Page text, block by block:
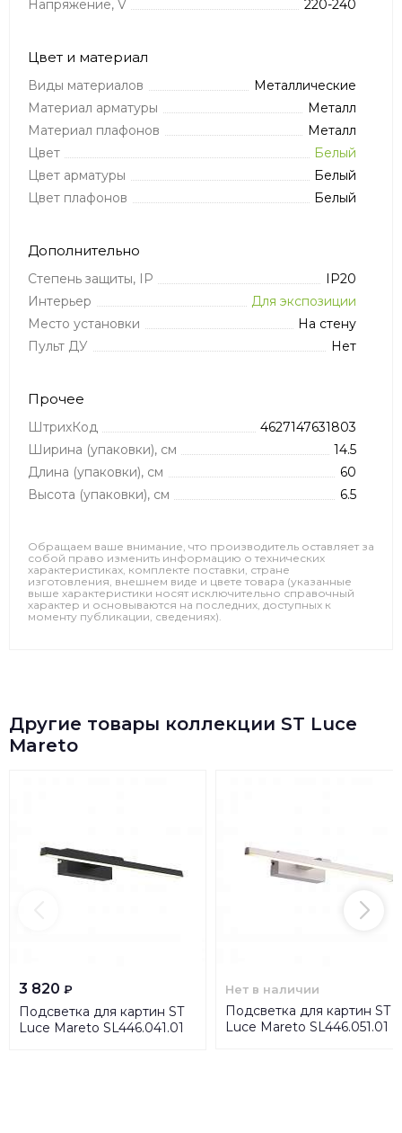
Напряжение, V 220-240
Цвет и материал
Виды материалов
Металлические
Материал арматуры
Металл
Материал плафонов
Металл
Цвет
Белый
Цвет арматуры
Белый
Цвет плафонов
Белый
Дополнительно
Степень защиты, IP
IP20
Интерьер
Для экспозиции
Место установки
На стену
Пульт ДУ
Нет
Прочее
ШтрихКод
4627147631803
Ширина (упаковки), см
14.5
Длина (упаковки), см
60
Высота (упаковки), см
6.5
Обращаем ваше внимание, что производитель оставляет за
собой право изменить информацию о технических
характеристиках, комплекте поставки, стране
изготовления, внешнем виде и цвете товара (указанные
выше характеристики носят исключительно справочный
характер и основываются на последних, доступных к
моменту публикации, сведениях).
Другие товары коллекции ST Luce
Mareto
3 820 ₽
Подсветка для картин ST
Luce Mareto SL446.041.01
Нет в наличии
Подсветка для картин ST
Luce Mareto SL446.051.01